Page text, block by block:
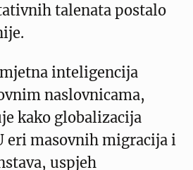
talenata postalo
inteligencija
naslovnicama,
kako globalizacija
eri masovnih migracija i
uspjeh